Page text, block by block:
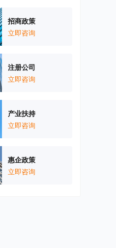
招商政策
立即咨询
注册公司
立即咨询
产业扶持
立即咨询
惠企政策
立即咨询